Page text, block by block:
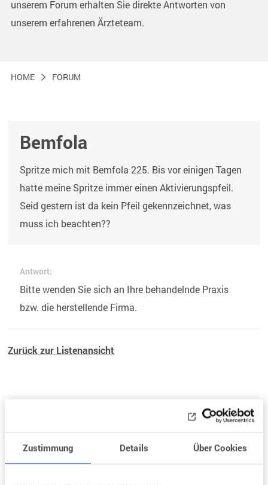
Zustimmung Details Über Cookies
unserem Forum erhalten Sie direkte Antworten von
unserem erfahrenen Ärzteteam.
HOME FORUM
Bemfola
Spritze mich mit Bemfola 225. Bis vor einigen Tagen
hatte meine Spritze immer einen Aktivierungspfeil.
Seid gestern ist da kein Pfeil gekennzeichnet, was
muss ich beachten??
Antwort:
Bitte wenden Sie sich an Ihre behandelnde Praxis
bzw. die herstellende Firma.
Zurück zur Listenansicht
Neue Frage